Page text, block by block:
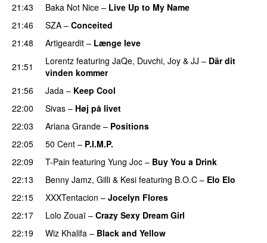
21:43
Baka Not Nice – Live Up to My Name
21:46
SZA – Conceited
21:48
Artigeardit – Længe leve
21:51
Lorentz featuring JaQe, Duvchi, Joy & JJ – Där dit
vinden kommer
21:56
Jada – Keep Cool
22:00
Sivas – Høj på livet
22:03
Ariana Grande – Positions
22:05
50 Cent – P.I.M.P.
22:09
T-Pain featuring Yung Joc – Buy You a Drink
22:13
Benny Jamz, Gilli & Kesi featuring B.O.C – Elo Elo
22:15
XXXTentacion – Jocelyn Flores
22:17
Lolo Zouaï – Crazy Sexy Dream Girl
22:19
Wiz Khalifa – Black and Yellow